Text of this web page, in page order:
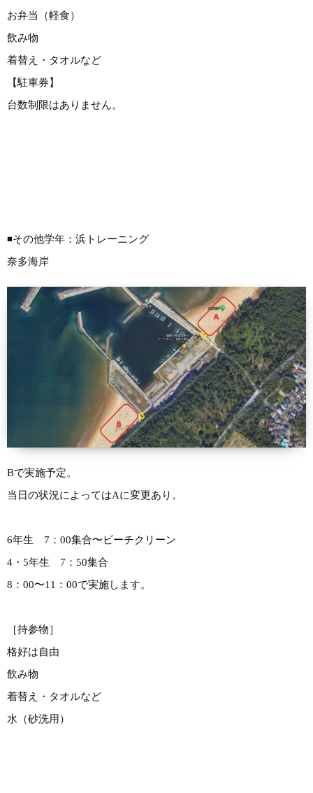
お弁当（軽食）
飲み物
着替え・タオルなど
【駐車券】
台数制限はありません。
◾️その他学年：浜トレーニング
奈多海岸
Bで実施予定。
当日の状況によってはAに変更あり。
6年生 7：00集合〜ビーチクリーン
4・5年生 7：50集合
8：00〜11：00で実施します。
［持参物］
格好は自由
飲み物
着替え・タオルなど
水（砂洗用）